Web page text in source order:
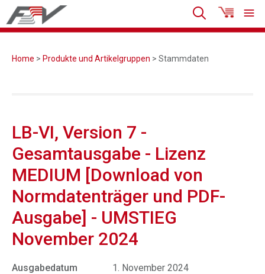
Home > Produkte und Artikelgruppen > Stammdaten
LB-VI, Version 7 -
Gesamtausgabe - Lizenz
MEDIUM [Download von
Normdatenträger und PDF-
Ausgabe] - UMSTIEG
November 2024
Ausgabedatum 1. November 2024